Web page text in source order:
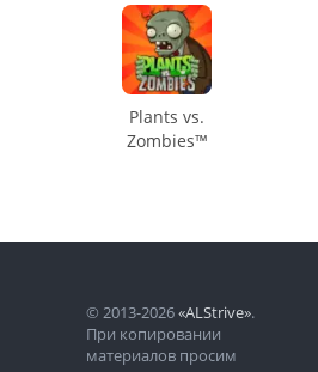
Plants vs.
Zombies™
© 2013-2026«ALStrive».
При копировании
материалов просим